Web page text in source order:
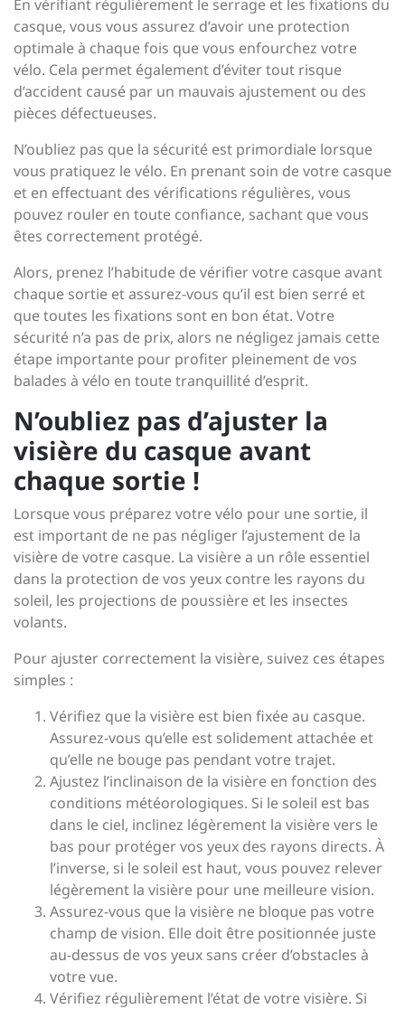
En vérifiant régulièrement le serrage et les fixations du
casque, vous vous assurez d’avoir une protection
optimale à chaque fois que vous enfourchez votre
vélo. Cela permet également d’éviter tout risque
d’accident causé par un mauvais ajustement ou des
pièces défectueuses.
N’oubliez pas que la sécurité est primordiale lorsque
vous pratiquez le vélo. En prenant soin de votre casque
et en effectuant des vérifications régulières, vous
pouvez rouler en toute confiance, sachant que vous
êtes correctement protégé.
Alors, prenez l’habitude de vérifier votre casque avant
chaque sortie et assurez-vous qu’il est bien serré et
que toutes les fixations sont en bon état. Votre
sécurité n’a pas de prix, alors ne négligez jamais cette
étape importante pour profiter pleinement de vos
balades à vélo en toute tranquillité d’esprit.
N’oubliez pas d’ajuster la
visière du casque avant
chaque sortie !
Lorsque vous préparez votre vélo pour une sortie, il
est important de ne pas négliger l’ajustement de la
visière de votre casque. La visière a un rôle essentiel
dans la protection de vos yeux contre les rayons du
soleil, les projections de poussière et les insectes
volants.
Pour ajuster correctement la visière, suivez ces étapes
simples :
Vérifiez que la visière est bien fixée au casque.
Assurez-vous qu’elle est solidement attachée et
qu’elle ne bouge pas pendant votre trajet.
Ajustez l’inclinaison de la visière en fonction des
conditions météorologiques. Si le soleil est bas
dans le ciel, inclinez légèrement la visière vers le
bas pour protéger vos yeux des rayons directs. À
l’inverse, si le soleil est haut, vous pouvez relever
légèrement la visière pour une meilleure vision.
Assurez-vous que la visière ne bloque pas votre
champ de vision. Elle doit être positionnée juste
au-dessus de vos yeux sans créer d’obstacles à
votre vue.
Vérifiez régulièrement l’état de votre visière. Si